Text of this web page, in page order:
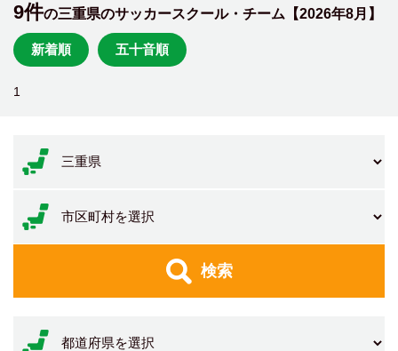
9件の三重県のサッカースクール・チーム【2026年8月】
新着順 五十音順
1
検索